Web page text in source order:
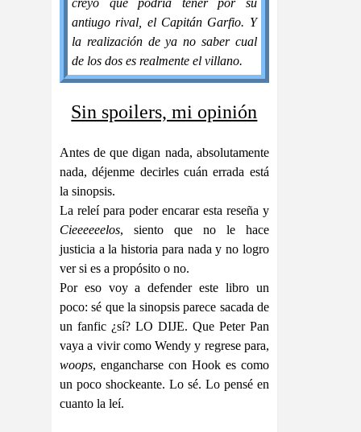
creyó que podría tener por su
antiugo rival, el Capitán Garfio. Y
la realización de ya no saber cual
de los dos es realmente el villano.
Sin spoilers, mi opinión
Antes de que digan nada, absolutamente
nada, déjenme decirles cuán errada está
la sinopsis.
La releí para poder encarar esta reseña y
Cieeeeeelos, siento que no le hace
justicia a la historia para nada y no logro
ver si es a propósito o no.
Por eso voy a defender este libro un
poco: sé que la sinopsis parece sacada de
un fanfic ¿sí? LO DIJE. Que Peter Pan
vaya a vivir como Wendy y regrese para,
woops, engancharse con Hook es como
un poco shockeante. Lo sé. Lo pensé en
cuanto la leí.